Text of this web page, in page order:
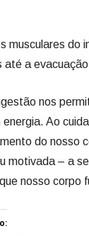
musculares do
até a
nos
energia. Ao
do nosso
motivada – a
nosso corpo